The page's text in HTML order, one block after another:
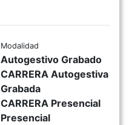
Modalidad
Autogestivo Grabado
CARRERA Autogestiva
Grabada
CARRERA Presencial
Presencial